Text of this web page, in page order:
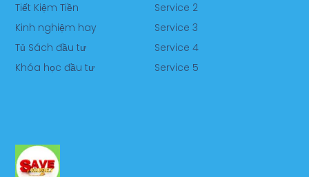
Service 2
Service 3
Service 4
Service 5
Tiết Kiệm Tiền
Kinh nghiệm hay
Tủ Sách đầu tư
Khóa học đầu tư